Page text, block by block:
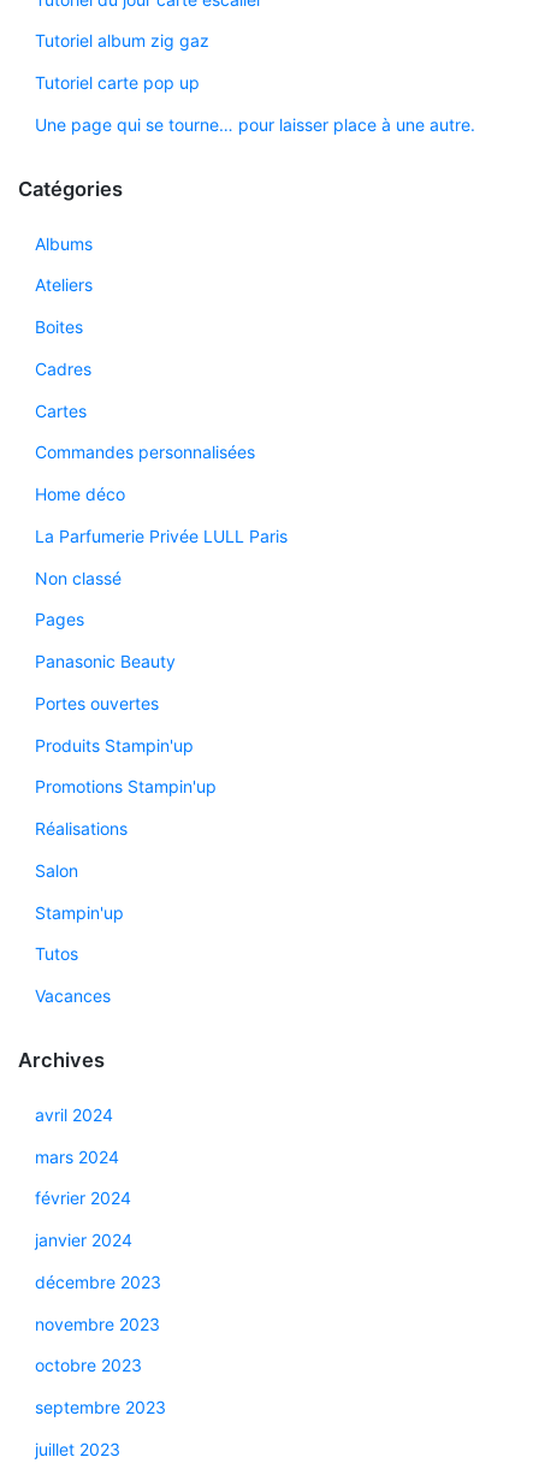
Tutoriel album zig gaz
Tutoriel carte pop up
Une page qui se tourne… pour laisser place à une autre.
Catégories
Albums
Ateliers
Boites
Cadres
Cartes
Commandes personnalisées
Home déco
La Parfumerie Privée LULL Paris
Non classé
Pages
Panasonic Beauty
Portes ouvertes
Produits Stampin'up
Promotions Stampin'up
Réalisations
Salon
Stampin'up
Tutos
Vacances
Archives
avril 2024
mars 2024
février 2024
janvier 2024
décembre 2023
novembre 2023
octobre 2023
septembre 2023
juillet 2023